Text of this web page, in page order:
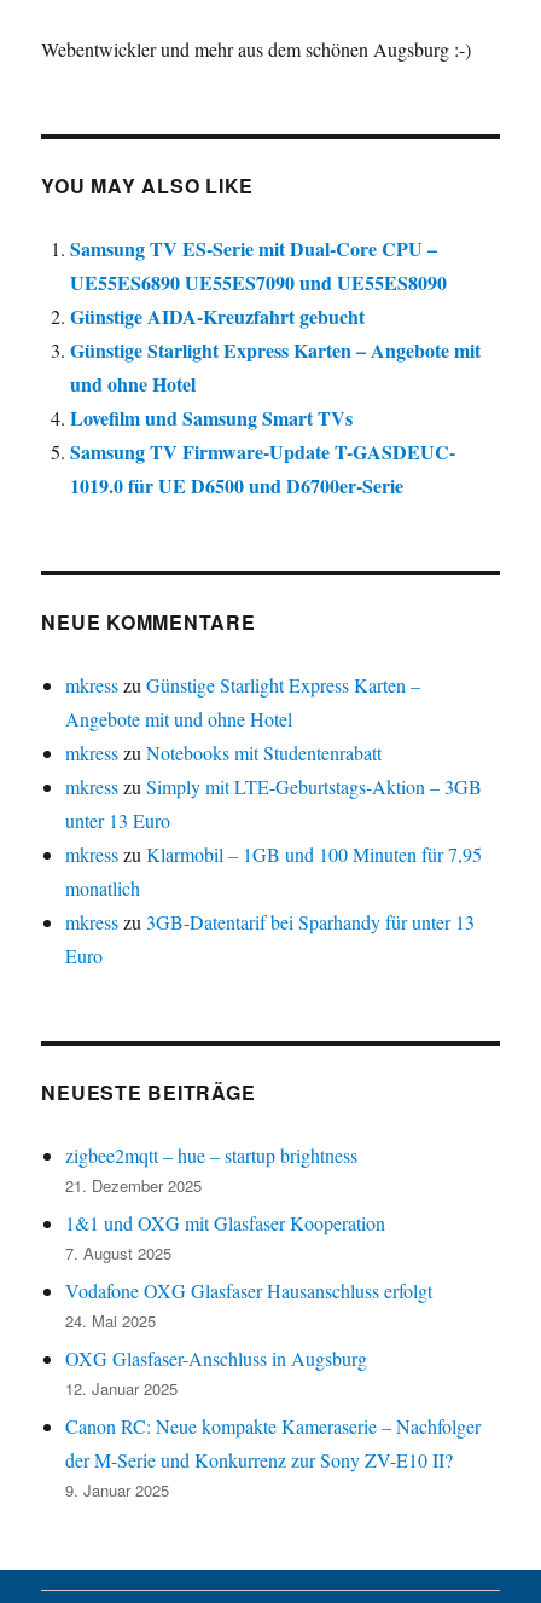
Webentwickler und mehr aus dem schönen Augsburg :-)
YOU MAY ALSO LIKE
Samsung TV ES-Serie mit Dual-Core CPU –
UE55ES6890 UE55ES7090 und UE55ES8090
Günstige AIDA-Kreuzfahrt gebucht
Günstige Starlight Express Karten – Angebote mit
und ohne Hotel
Lovefilm und Samsung Smart TVs
Samsung TV Firmware-Update T-GASDEUC-
1019.0 für UE D6500 und D6700er-Serie
NEUE KOMMENTARE
mkresszuGünstige Starlight Express Karten –
Angebote mit und ohne Hotel
mkresszuNotebooks mit Studentenrabatt
mkresszuSimply mit LTE-Geburtstags-Aktion – 3GB
unter 13 Euro
mkresszuKlarmobil – 1GB und 100 Minuten für 7,95
monatlich
mkresszu3GB-Datentarif bei Sparhandy für unter 13
Euro
NEUESTE BEITRÄGE
zigbee2mqtt – hue – startup brightness
21. Dezember 2025
1&1 und OXG mit Glasfaser Kooperation
7. August 2025
Vodafone OXG Glasfaser Hausanschluss erfolgt
24. Mai 2025
OXG Glasfaser-Anschluss in Augsburg
12. Januar 2025
Canon RC: Neue kompakte Kameraserie – Nachfolger
der M-Serie und Konkurrenz zur Sony ZV-E10 II?
9. Januar 2025